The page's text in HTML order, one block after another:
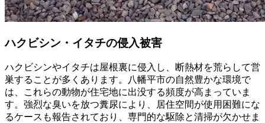
ハクビシン・イタチの侵入被害
ハクビシンやイタチは屋根裏に侵入し、断熱材を荒らして営
巣することが多くあります。八幡平市の自然豊かな環境で
は、これらの動物が住宅地に出没する頻度が高まっていま
す。強烈な臭いを放つ糞尿により、居住空間が使用困難にな
るケースも報告されており、専門的な駆除と清掃が欠かせま